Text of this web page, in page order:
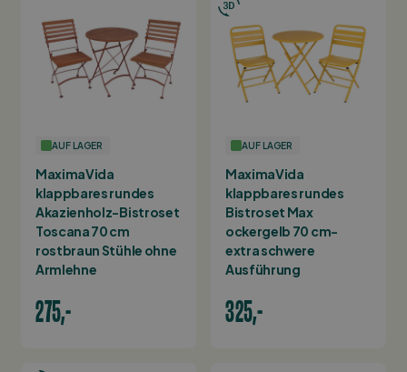
AUF LAGER
MaximaVida
klappbares rundes
Akazienholz-Bistroset
Toscana 70 cm
rostbraun Stühle ohne
Armlehne
275,-
AUF LAGER
MaximaVida
klappbares rundes
Bistroset Max
ockergelb 70 cm-
extra schwere
Ausführung
325,-